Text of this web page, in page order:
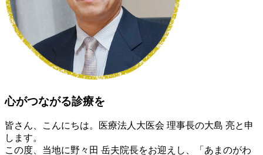
心がつながる診療を
皆さん、こんにちは。医療法人大医会 理事長の大島 亮と申
します。
この度、当地に野々田 岳夫院長をお迎えし、「あまのがわ